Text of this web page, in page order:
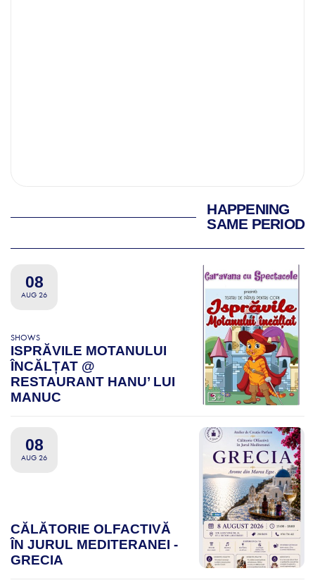
HAPPENING
SAME PERIOD
08
AUG 26
SHOWS
ISPRĂVILE MOTANULUI
ÎNCĂLȚAT @
RESTAURANT HANU’ LUI
MANUC
08
AUG 26
CĂLĂTORIE OLFACTIVĂ
ÎN JURUL MEDITERANEI -
GRECIA